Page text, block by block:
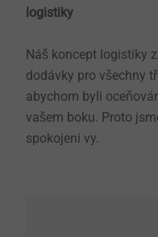
logistiky ​​​​
Náš koncept logistiky
dodávky pro všechny
abychom byli
vašem boku. Proto
spokojeni vy.